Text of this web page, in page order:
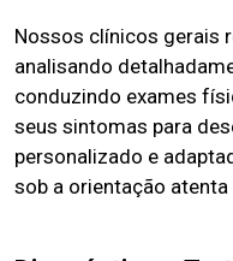
Nossos clínicos gerais
analisando
conduzindo exames
seus sintomas para
personalizado e
sob a orientação atenta